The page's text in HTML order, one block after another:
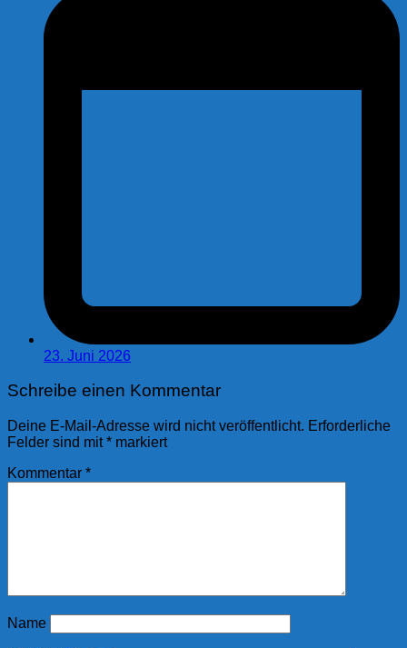
23. Juni 2026
Schreibe einen Kommentar
Deine E-Mail-Adresse wird nicht veröffentlicht. Erforderliche
Felder sind mit* markiert
Kommentar *
Name